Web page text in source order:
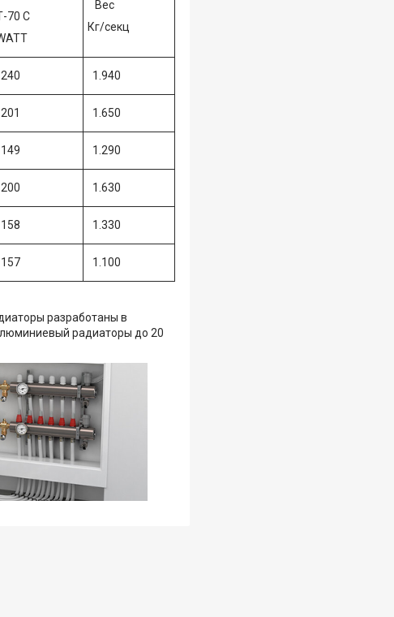
70 С
Вес
Кг/секц
240 1.940
201 1.650
149 1.290
200 1.630
158 1.330
157 1.100
разработаны в
радиаторы до 20